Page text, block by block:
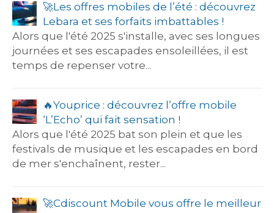
🚀​Les offres mobiles de l’été : découvrez
Lebara et ses forfaits imbattables !
Alors que l'été 2025 s'installe, avec ses longues
journées et ses escapades ensoleillées, il est
temps de repenser votre...
​​🔥​Youprice : découvrez l’offre mobile
‘L’Echo’ qui fait sensation !
Alors que l'été 2025 bat son plein et que les
festivals de musique et les escapades en bord
de mer s'enchaînent, rester...
​​🚀​Cdiscount Mobile vous offre le meilleur